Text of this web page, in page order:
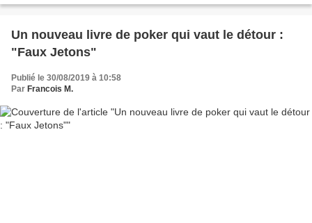
Un nouveau livre de poker qui vaut le détour :
"Faux Jetons"
Publié le 30/08/2019 à 10:58
Par Francois M.